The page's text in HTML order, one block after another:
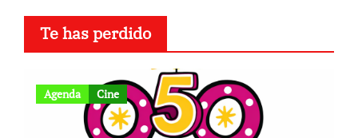
Te has perdido
Agenda Cine